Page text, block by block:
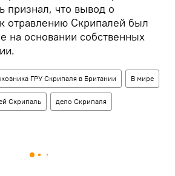
что вывод о
отравлению Скрипалей был
на основании собственных
ГРУ Скрипаля в Британии В мире
Скрипаль дело Скрипаля